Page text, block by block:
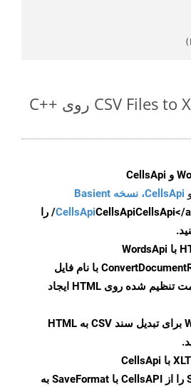
تبدیل ساده CSV Files to XLTM روی C++
و CellsApi، نسخه Basient
CellsApiCellsApi
CellsApi</aient/Client/ را
با نام فایل
محلی و فرمت تنظیم شده روی HTML ایجاد
از WordsApi برای تبدیل سند CSV به HTML
را از CellsAPI با SaveFormat به